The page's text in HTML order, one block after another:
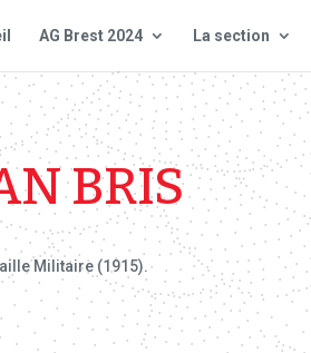
AG Brest 2024 La section
BRIS
Militaire (1915).